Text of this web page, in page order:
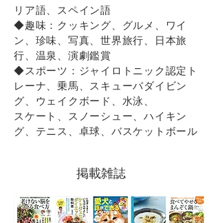
リア語、スペイン語
◆趣味：クッキング、グルメ、ワイ
ン、珍味、写真、世界旅⾏、⽇本旅
⾏、温泉、演劇鑑賞
◆スポーツ：ジャイロトニック認定ト
レーナ、乗⾺、スキューバダイビン
グ、ウェイクボード、⽔泳、
スケート、スノーシュー、ハイキン
グ、テニス、卓球、バスケットボール
掲載​雑誌